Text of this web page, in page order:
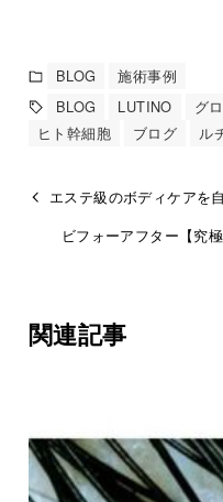
BLOG
施術事例
BLOG
LUTINO グ
ヒト幹細胞
ブログ ル
エステ級のボディケアを
ビフォーアフター【究
関連記事